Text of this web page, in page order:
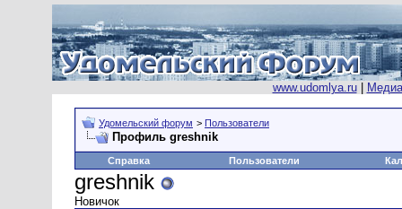
www.udomlya.ru|
Удомельский форум > Пользователи
Профиль greshnik
Справка Пользователи
greshnik
Новичок